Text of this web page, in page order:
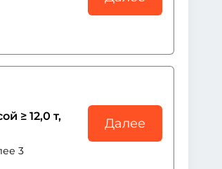
≥ 12,0 т,
3
Далее